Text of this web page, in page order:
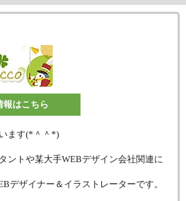
報はこちら
ます(*＾＾*)
ントや某大手WEBデザイン会社関連に
デザイナー＆イラストレーターです。